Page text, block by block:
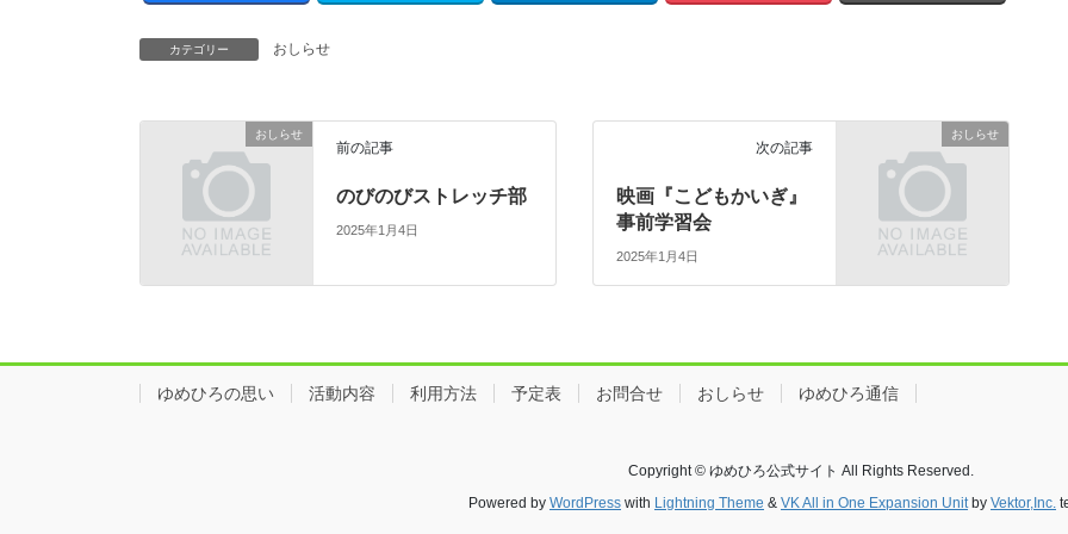
カテゴリー おしらせ
おしらせ
前の記事
のびのびストレッチ部
2025年1月4日
おしらせ
次の記事
映画『こどもかいぎ』
事前学習会
2025年1月4日
ゆめひろの思い 活動内容 利用方法 予定表 お問合せ おしらせ ゆめひろ通信
Copyright © ゆめひろ公式サイト All Rights Reserved.
Powered by WordPress with Lightning Theme & VK All in One Expansion Unitby Vektor,Inc.